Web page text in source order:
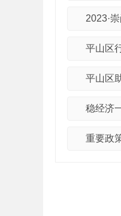
2023·
平山区
平山区
稳经济
重要政